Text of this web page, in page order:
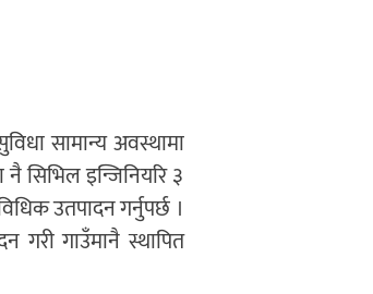
सामान्य अवस्थामा
सिभिल इन्जिनियरि ३
उतपादन गर्नुपर्छ ।
गरी गाउँमानै स्थापित